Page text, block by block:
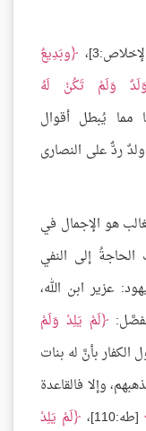
وبَدِيعُ
وَلَمْ تَكُنْ لَهُ
عليها مما يُبطل أقوال
ردٌّ على النصارى
هو الإجمال في
الحاجةُ إلى النفي
عزير ابن الله،
ففصَّل: لَمْ يَلِدْ وَلَمْ
بأنَّ له بنات
وإلا فالقاعدة
[طه:110]،
لَمْ يَلِدْ